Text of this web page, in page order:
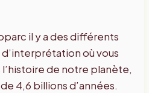
il y a des différents
où vous
de notre planète,
4,6 billions d’années.